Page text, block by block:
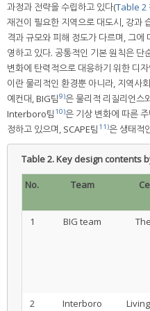
과정과 전략을 수립하고 있다(Table 2
재건이 필요한 지역으로 대도시, 강과
격과 규모와 피해 정도가 다르며, 그
영하고 있다. 공통적인 기본 원칙은 단
변화에 탄력적으로 대응하기 위한 디
이란 물리적인 환경뿐 아니라, 지역사
예컨대, BIG팀9)은 물리적 리질리언스
Interboro팀 10)은 기상 변화에 따른
정하고 있으며, SCAPE팀 11)은 생태적
Table 2.Key design contents
No. Team
1
BIG team
2
Interboro